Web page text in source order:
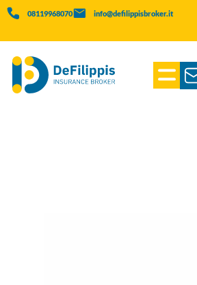
08119968070 info@defilippisbroker.it